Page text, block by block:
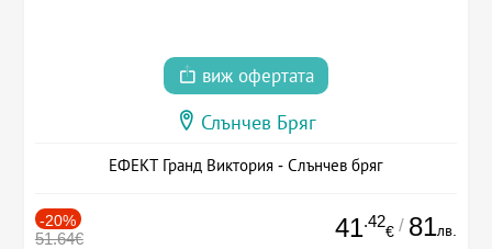
виж офертата
Слънчев Бряг
ЕФЕКТ Гранд Виктория - Слънчев бряг
-20%
51.64€ 41.42
€ / 81лв.